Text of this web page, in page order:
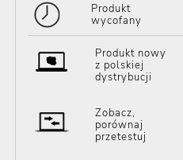
Produkt
wycofany
Produkt nowy
z polskiej
dystrybucji
Zobacz,
porównaj
przetestuj